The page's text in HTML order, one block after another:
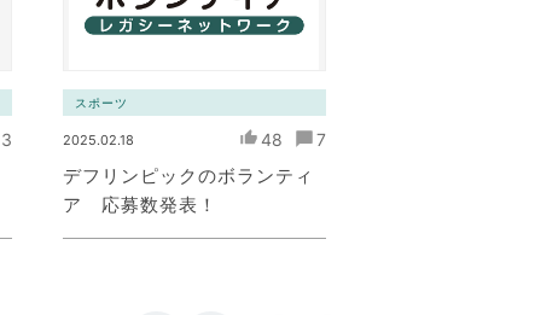
3
スポーツ
2025.02.18 48 7
デフリンピックのボランティ
ア 応募数発表！